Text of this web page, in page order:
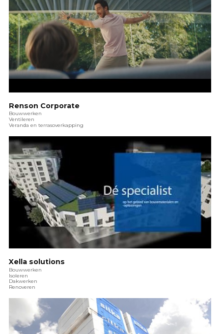
Renson Corporate
Bouwwerken
Ventileren
Veranda en terrasoverkapping
Xella solutions
Bouwwerken
Isoleren
Dakwerken
Renoveren